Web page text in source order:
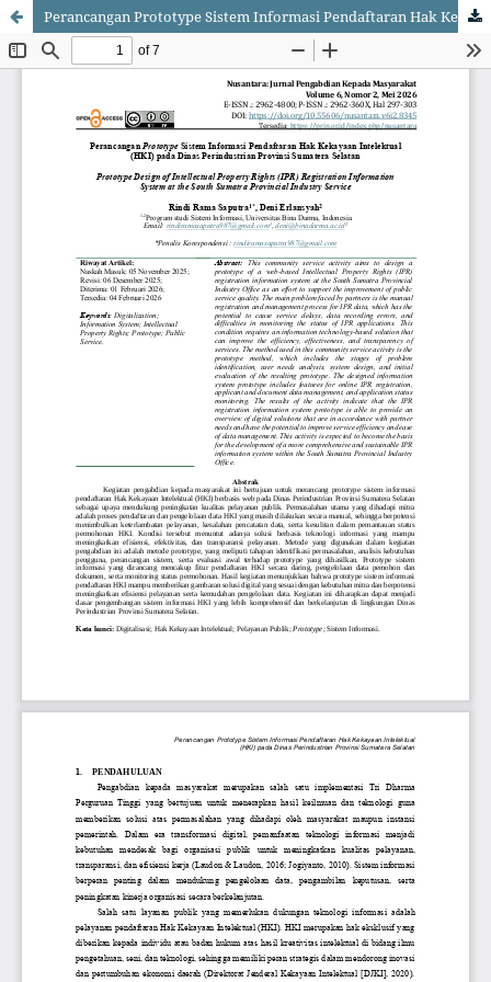
Perancangan Prototype Sistem Informasi Pendaftaran Hak Kekayaan Intelektual (HKI) pada Dinas Perindustrian Provinsi Sumatera Selatan